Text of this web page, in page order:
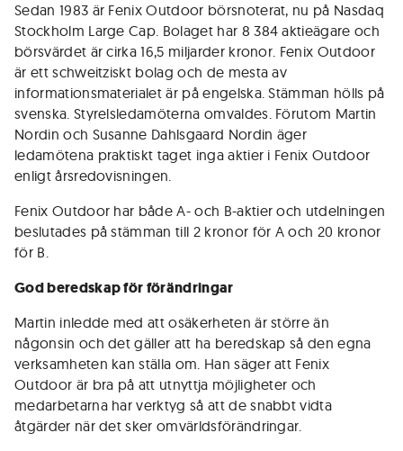
Sedan 1983 är Fenix Outdoor börsnoterat, nu på Nasdaq
Stockholm Large Cap. Bolaget har 8 384 aktieägare och
börsvärdet är cirka 16,5 miljarder kronor. Fenix Outdoor
är ett schweitziskt bolag och de mesta av
informationsmaterialet är på engelska. Stämman hölls på
svenska. Styrelsledamöterna omvaldes. Förutom Martin
Nordin och Susanne Dahlsgaard Nordin äger
ledamötena praktiskt taget inga aktier i Fenix Outdoor
enligt årsredovisningen.
Fenix Outdoor har både A- och B-aktier och utdelningen
beslutades på stämman till 2 kronor för A och 20 kronor
för B.
God beredskap för förändringar
Martin inledde med att osäkerheten är större än
någonsin och det gäller att ha beredskap så den egna
verksamheten kan ställa om. Han säger att Fenix
Outdoor är bra på att utnyttja möjligheter och
medarbetarna har verktyg så att de snabbt vidta
åtgärder när det sker omvärldsförändringar.